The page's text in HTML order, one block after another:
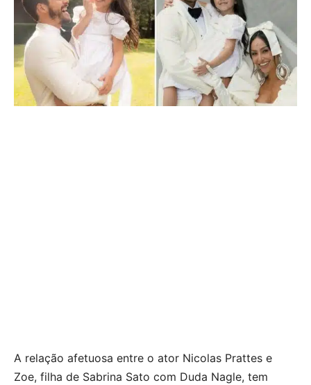
A relação afetuosa entre o ator Nicolas Prattes e
Zoe, filha de Sabrina Sato com Duda Nagle, tem